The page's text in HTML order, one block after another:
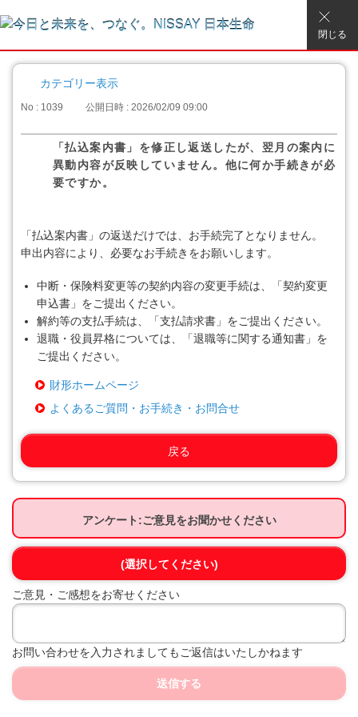
閉じる
カテゴリー表示
No : 1039 公開日時 : 2026/02/09 09:00
「払込案内書」を修正し返送したが、翌月の案内に
異動内容が反映していません。他に何か手続きが必
要ですか。
「払込案内書」の返送だけでは、お手続完了となりません。
申出内容により、必要なお手続きをお願いします。
中断・保険料変更等の契約内容の変更手続は、「契約変更
申込書」をご提出ください。
解約等の支払手続は、「支払請求書」をご提出ください。
退職・役員昇格については、「退職等に関する通知書」を
ご提出ください。
財形ホームページ
よくあるご質問・お手続き・お問合せ
戻る
アンケート:ご意見をお聞かせください
(選択してください)
ご意見・ご感想をお寄せください
お問い合わせを入力されましてもご返信はいたしかねます
送信する